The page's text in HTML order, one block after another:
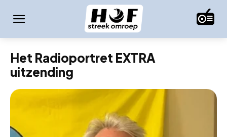
Het Radioportret EXTRA
uitzending